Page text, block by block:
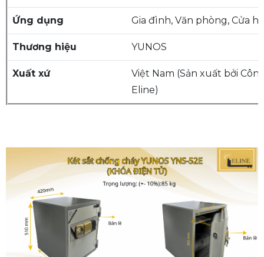
Ứng dụng Gia đình, Văn phòng, Cửa
Thương hiệu YUNOS
Xuất xứ
Việt Nam (Sản xuất bởi
Eline)